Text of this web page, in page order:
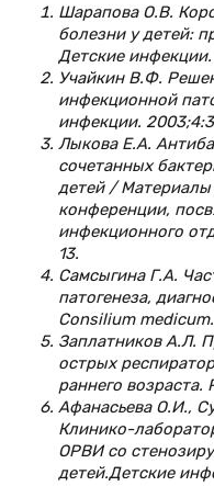
Шарапова О.В.
болезни у детей:
Детские
Учайкин В.Ф.
инфекционной
инфекции.
Лыкова Е.А.
сочетанных
детей / Материалы
конференции,
инфекционного
13.
Самсыгина Г.А.
патогенеза,
Consilium
Заплатников А.Л.
острых
раннего
Афанасьева О.И.,
Клинико-
ОРВИ со
детей.Детские